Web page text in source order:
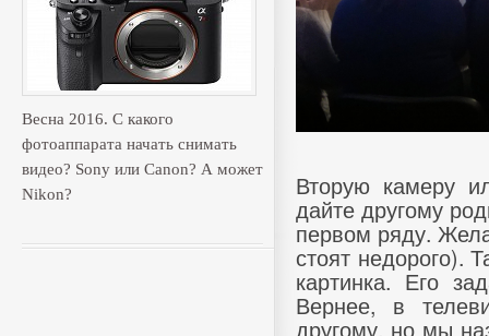
Весна 2016. С какого
фотоаппарата начать снимать
видео? Sony или Canon? А может
Nikon?
Вторую камеру
дайте другому
первом ряду.
стоят недорого).
картинка. Его
Вернее, в
другому, но мы